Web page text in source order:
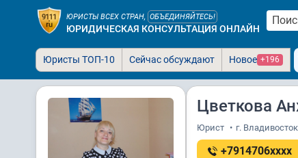
ЮРИСТЫ ВСЕХ СТРАН, ОБЪЕДИНЯЙТЕСЬ!
ЮРИДИЧЕСКАЯ КОНСУЛЬТАЦИЯ ОНЛАЙН
Юристы ТОП-10 Сейчас обсуждают Новое +196
Цветкова
Юрист • г. Владивосток
+7914706xxxx